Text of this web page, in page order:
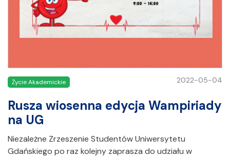
Życie Akademickie 2022-05-04
Rusza wiosenna edycja Wampiriady
na UG
Niezależne Zrzeszenie Studentów Uniwersytetu
Gdańskiego po raz kolejny zaprasza do udziału w